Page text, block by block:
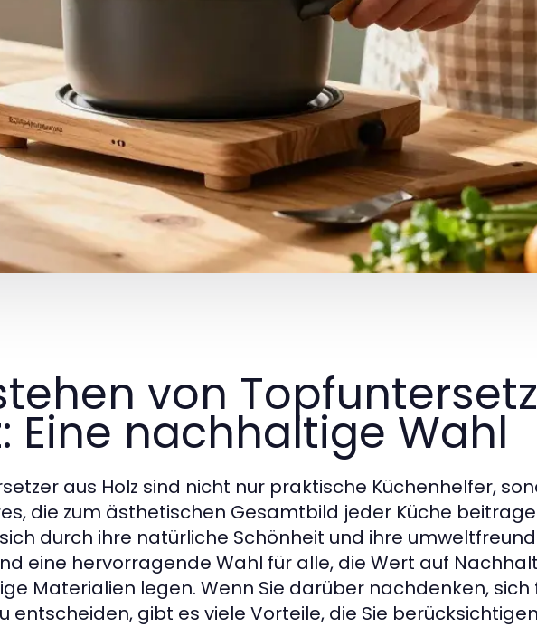
von
Eine nachhaltige Wahl
aus Holz sind nicht nur praktische Küchenhelfer,
die zum ästhetischen Gesamtbild jeder Küche
durch ihre natürliche Schönheit und ihre
eine hervorragende Wahl für alle, die Wert auf
Materialien legen. Wenn Sie darüber nachdenken, sich
entscheiden, gibt es viele Vorteile, die Sie